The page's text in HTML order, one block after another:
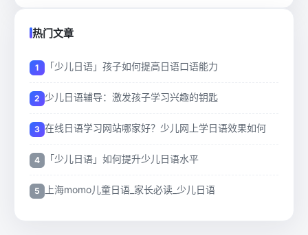
热门文章
「少儿日语」孩子如何提高日语口语能力
少儿日语辅导：激发孩子学习兴趣的钥匙
在线日语学习网站哪家好？少儿网上学日语效果如何
「少儿日语」如何提升少儿日语水平
上海momo儿童日语_家长必读_少儿日语